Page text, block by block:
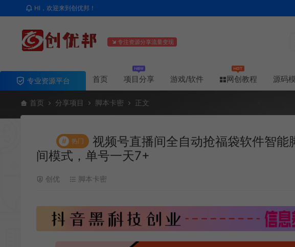
HI，欢迎来到创优邦！
专注资源分享流量变现
专业资源平台 首页 项目分享 游戏/软件 网创教程 源码
首页 分享项目 脚本卡密 正文
# 热门
视频号直播间全自动抢福袋软件智
间模式，单号一天7+
创优 脚本卡密